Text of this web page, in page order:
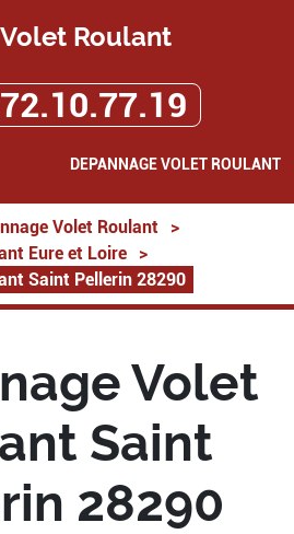
Volet Roulant
DEPANNAGE VOLET ROULANT
Volet Roulant
>
Eure et Loire
>
Saint Pellerin 28290
Volet
Saint
28290